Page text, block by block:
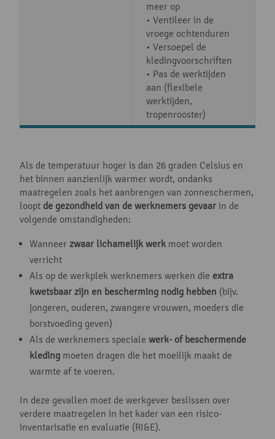
meer op
• Ventileer in de
vroege ochtenduren
• Versoepel de
kledingvoorschriften
• Pas de werktijden
aan (flexibele
werktijden,
tropenrooster)
Als de temperatuur hoger is dan 26 graden Celsius en
het binnen aanzienlijk warmer wordt, ondanks
maatregelen zoals het aanbrengen van zonneschermen,
loopt de gezondheid van de werknemers gevaar in de
volgende omstandigheden:
Wanneer zwaar lichamelijk werk moet worden
verricht
Als op de werkplek werknemers werken die extra
kwetsbaar zijn en bescherming nodig hebben (bijv.
jongeren, ouderen, zwangere vrouwen, moeders die
borstvoeding geven)
Als de werknemers speciale werk- of beschermende
kleding moeten dragen die het moeilijk maakt de
warmte af te voeren.
In deze gevallen moet de werkgever beslissen over
verdere maatregelen in het kader van een risico-
inventarisatie en evaluatie (RI&E).